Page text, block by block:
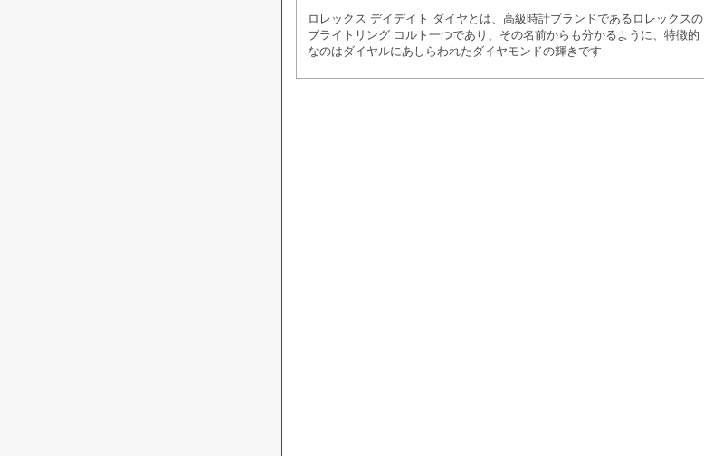
ロレックス デイデイト ダイヤとは、高級時計ブランドであるロレックスの
ブライトリング コルト一つであり、その名前からも分かるように、特徴的
なのはダイヤルにあしらわれたダイヤモンドの輝きです